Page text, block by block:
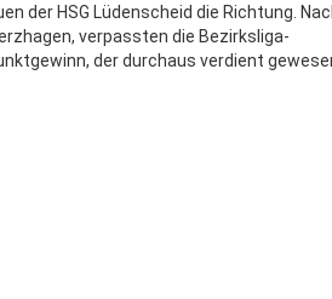
der HSG Lüdenscheid die Richtung.
verpassten die Bezirksliga-
der durchaus verdient